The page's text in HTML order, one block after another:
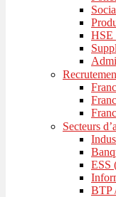
HSE
Secteurs
ESS
BTP